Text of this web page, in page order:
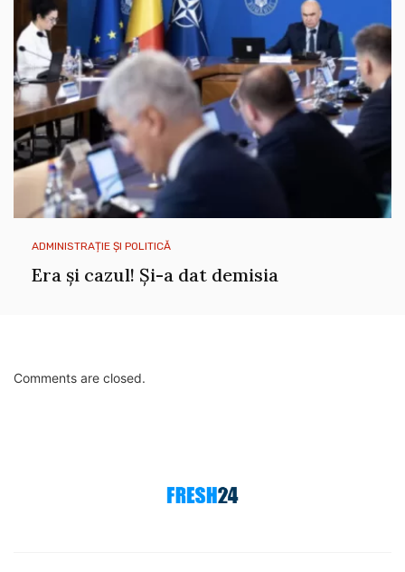
ADMINISTRAȚIE ȘI POLITICĂ
Era și cazul! Și-a dat demisia
Comments are closed.